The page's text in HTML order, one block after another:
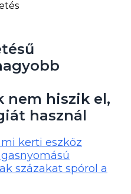
nem hiszik el,
használ
kerti eszköz
százakat spórol a